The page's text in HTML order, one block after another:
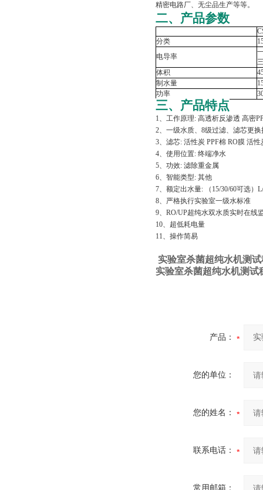
精密电路厂、无尘品生产等等。
二、产品参数
分类
电导率
体积
制水量
功率
三、 产品特点
1、工作原理: 高透析反渗透 高密
2、一级水质、8级过滤、滤芯更换
3、滤芯: 活性炭 PPF棉 RO膜 活
4、使用位置: 终端净水
5、功效: 滤除重金属
6、智能类型: 其他
7、额定出水量: （15/30/60可选）
8、严格执行实验室一级水标准
9、RO/UP超纯水双水质实时在线
10、超低耗电量
11、操作简易
实验室杀菌超纯水机测
实验室杀菌超纯水机测试
产品：
您的单位：
您的姓名：
联系电话：
常用邮箱：